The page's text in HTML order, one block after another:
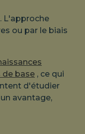
L'approche
ou par le biais
de base , ce qui
d'étudier
avantage,